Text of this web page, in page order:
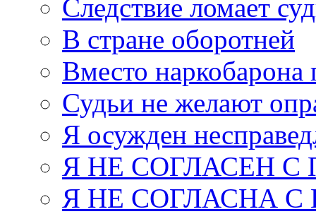
Следствие ломает
В стране оборотней
Вместо
Судьи не желают
Я осужден
Я НЕ СОГЛАСЕН
Я НЕ СОГЛАСНА